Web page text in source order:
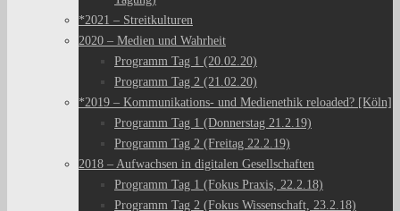
*2021 – Streitkulturen
2020 – Medien und Wahrheit
Programm Tag 1 (20.02.20)
Programm Tag 2 (21.02.20)
*2019 – Kommunikations- und Medienethik reloaded? [Köln]
Programm Tag 1 (Donnerstag 21.2.19)
Programm Tag 2 (Freitag 22.2.19)
2018 – Aufwachsen in digitalen Gesellschaften
Programm Tag 1 (Fokus Praxis, 22.2.18)
Programm Tag 2 (Fokus Wissenschaft, 23.2.18)